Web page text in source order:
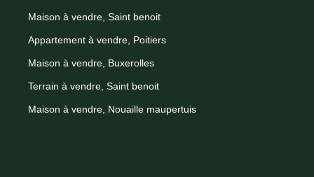
Maison à vendre, Saint benoit
Appartement à vendre, Poitiers
Maison à vendre, Buxerolles
Terrain à vendre, Saint benoit
Maison à vendre, Nouaille maupertuis